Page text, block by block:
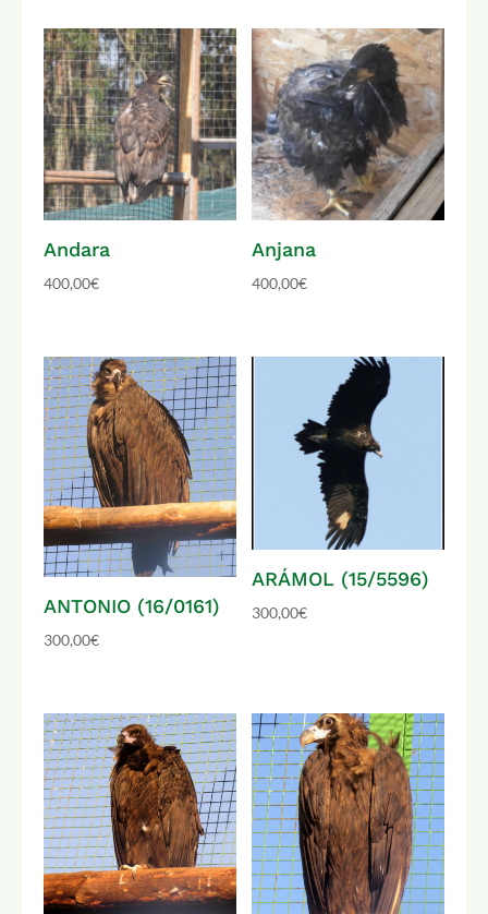
Andara
400,00€
Anjana
400,00€
ANTONIO (16/0161)
300,00€
ARÁMOL (15/5596)
300,00€